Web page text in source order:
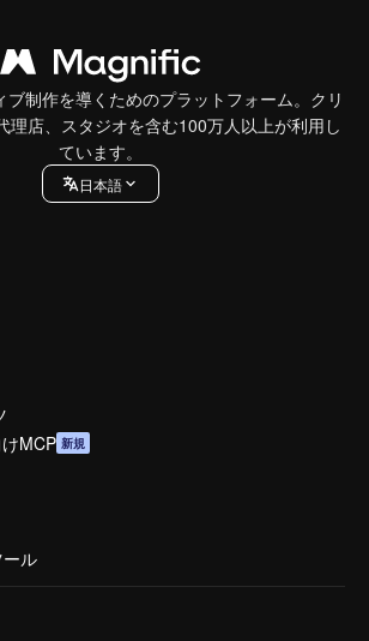
制作を導くためのプラットフォーム。クリ
理店、スタジオを含む100万人以上が利用し
ています。
日本語
MCP 新規
ル